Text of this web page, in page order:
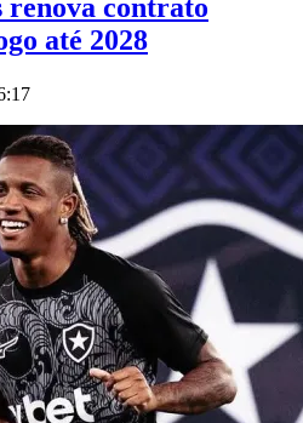
renova contrato
até 2028